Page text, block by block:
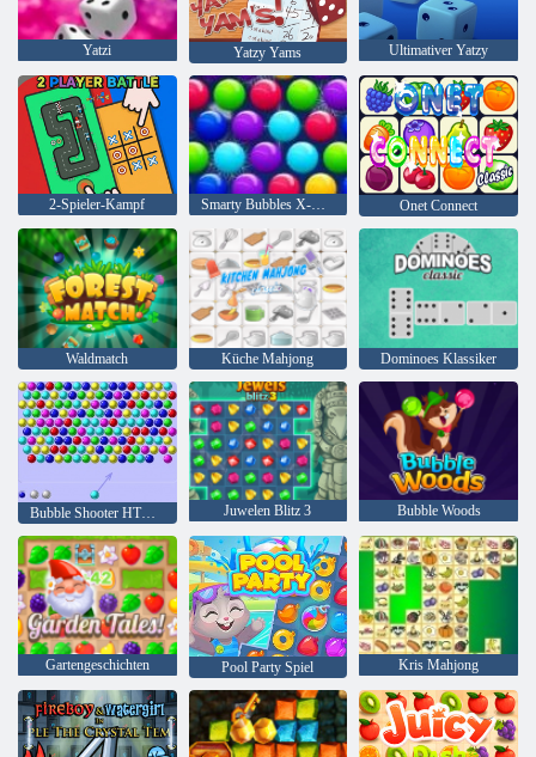
Yatzi Yatzy Yams Ultimativer Yatzy
2-Spieler-Kampf Smarty Bubbles X-Mas Onet Connect
Waldmatch Küche Mahjong Dominoes Klassiker
Bubble Shooter HTML5 Juwelen Blitz 3 Bubble Woods
Gartengeschichten Pool Party Spiel Kris Mahjong